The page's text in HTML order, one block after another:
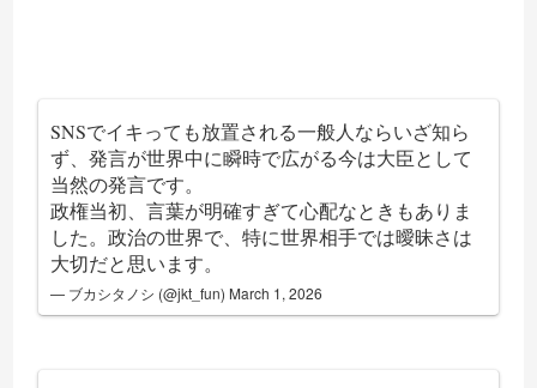
SNSでイキっても放置される一般人ならいざ知ら
ず、発言が世界中に瞬時で広がる今は大臣として
当然の発言です。
政権当初、言葉が明確すぎて心配なときもありま
した。政治の世界で、特に世界相手では曖昧さは
大切だと思います。
— ブカシタノシ (@jkt_fun) March 1, 2026